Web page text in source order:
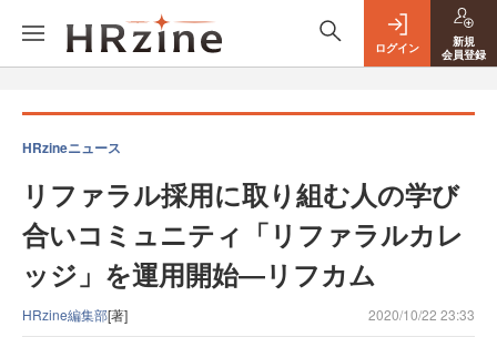
ログイン
新規
会員登録
HRzineニュース
リファラル採用に取り組む人の学び
合いコミュニティ「リファラルカレ
ッジ」を運用開始―リフカム
HRzine編集部[著] 2020/10/22 23:33